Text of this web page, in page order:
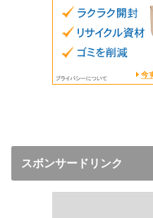
スボンサードリンク